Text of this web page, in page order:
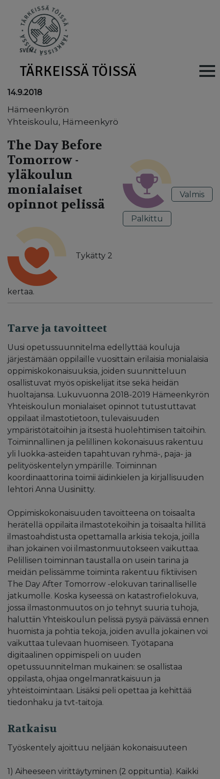
SVEN
TÄRKEISSÄ TÖISSÄ Main
14.9.2018
Hämeenkyrön
Yhteiskoulu, Hämeenkyrö
The Day Before
Tomorrow -
yläkoulun
monialaiset
opinnot pelissä
Tykätty 2
kertaa.
Palkittu
Valmis
Tarve ja tavoitteet
Uusi opetussuunnitelma edellyttää kouluja
järjestämään oppilaille vuosittain erilaisia monialaisia
oppimiskokonaisuuksia, joiden suunnitteluun
osallistuvat myös opiskelijat itse sekä heidän
huoltajansa. Lukuvuonna 2018-2019 Hämeenkyrön
Yhteiskoulun monialaiset opinnot tutustuttavat
oppilaat ilmastotietoon, tulevaisuuden
ympäristötaitoihin ja itsestä huolehtimisen taitoihin.
Toiminnallinen ja pelillinen kokonaisuus rakentuu
yli luokka-asteiden tapahtuvan ryhmä-, paja- ja
pelityöskentelyn ympärille. Toiminnan
koordinaattorina toimii äidinkielen ja kirjallisuuden
lehtori Anna Uusiniitty.
Oppimiskokonaisuuden tavoitteena on toisaalta
herätellä oppilaita ilmastotekoihin ja toisaalta hillitä
ilmastoahdistusta opettamalla arkisia tekoja, joilla
ihan jokainen voi ilmastonmuutokseen vaikuttaa.
Pelillisen toiminnan taustalla on usein tarina ja
meidän pelissämme toiminta rakentuu fiktiivisen
The Day After Tomorrow -elokuvan tarinalliselle
jatkumolle. Koska kyseessä on katastrofielokuva,
jossa ilmastonmuutos on jo tehnyt suuria tuhoja,
haluttiin Yhteiskoulun pelissä pysyä päivässä ennen
huomista ja pohtia tekoja, joiden avulla jokainen voi
vaikuttaa tulevaan huomiseen. Työtapana
digitaalinen oppimispeli on uuden
opetussuunnitelman mukainen: se osallistaa
oppilasta, ohjaa ongelmanratkaisuun ja
yhteistoimintaan. Lisäksi peli opettaa ja kehittää
tiedonhaku ja tvt-taitoja.
Ratkaisu
Työskentely ajoittuu neljään kokonaisuuteen
1) Aiheeseen virittäytyminen (2 oppituntia). Kaikki